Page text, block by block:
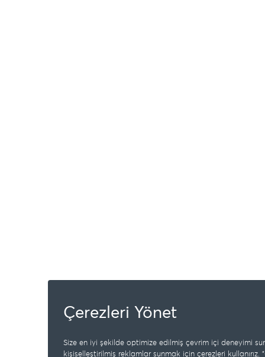
Çerezleri Yönet
Size en iyi şekilde optimize edilmiş çevrim içi deneyimi
kişiselleştirilmiş reklamlar sunmak için çerezleri